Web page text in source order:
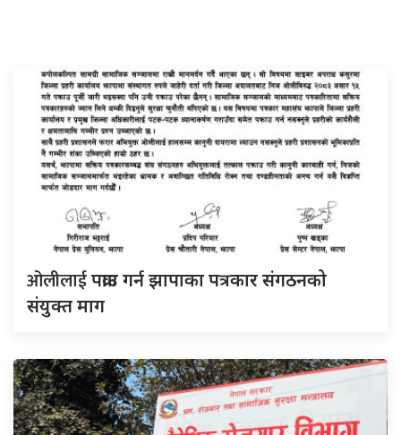
ओलीलाईपक्राउ गर्न झापाका पत्रकार संगठनको
संयुक्त माग